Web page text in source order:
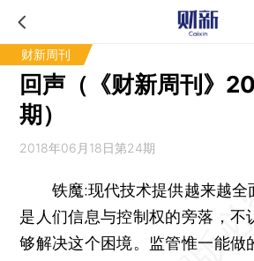
财新周刊
回声（《财新周刊》
期）
2018年06月18日第24期
铁魔:现代技术提供越来越全
是人们信息与控制权的旁落，不
够解决这个困境。监管惟一能做